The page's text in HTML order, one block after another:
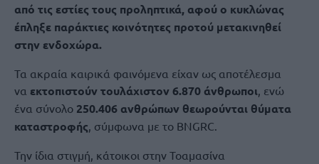
από τις εστίες τους προληπτικά, αφού ο κυκλώνας
έπληξε παράκτιες κοινότητες προτού μετακινηθεί
στην ενδοχώρα.
Τα ακραία καιρικά φαινόμενα είχαν ως αποτέλεσμα
να εκτοπιστούν τουλάχιστον 6.870 άνθρωποι, ενώ
ένα σύνολο 250.406 ανθρώπων θεωρούνται θύματα
καταστροφής, σύμφωνα με το BNGRC.
Την ίδια στιγμή, κάτοικοι στην Τοαμασίνα